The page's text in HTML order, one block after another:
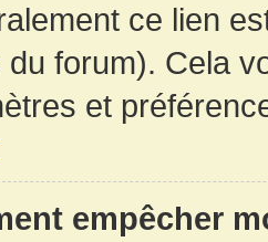
ce lien
du forum). Cela
et
empêcher